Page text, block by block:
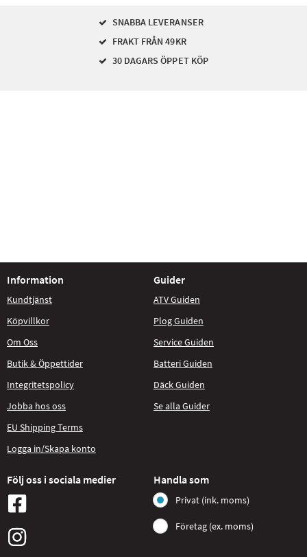
SNABBA LEVERANSER
FRAKT FRÅN 49KR
30 DAGARS ÖPPET KÖP
Information
Kundtjänst
Köpvillkor
Om Oss
Butik & Öppettider
Integritetspolicy
Jobba hos oss
EU Shipping Terms
Logga in/Skapa konto
Guider
ATV Guiden
Plog Guiden
Service Guiden
Batteri Guiden
Däck Guiden
Se alla Guider
Följ oss i sociala medier Handla som
Privat (ink. moms)
Företag (ex. moms)